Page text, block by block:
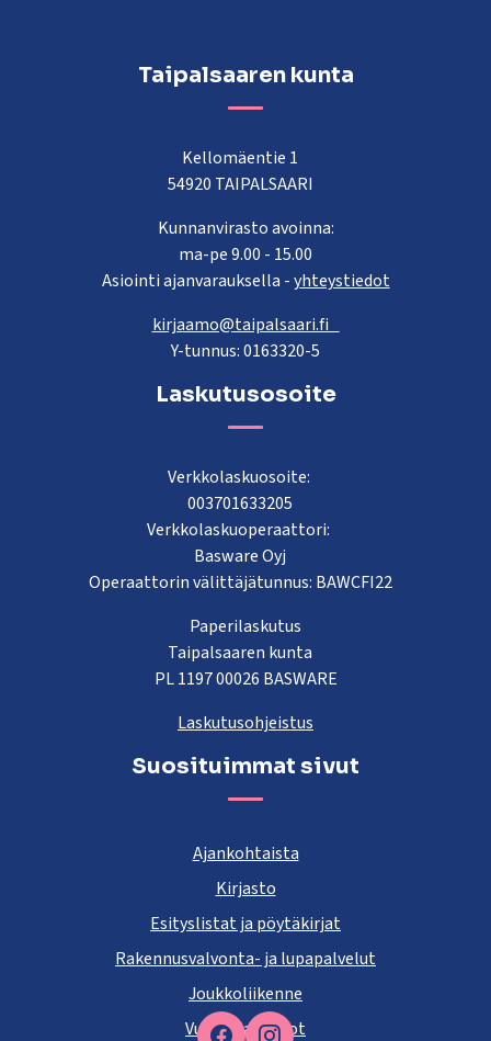
Taipalsaaren kunta
Kellomäentie 1
54920 TAIPALSAARI
Kunnanvirasto avoinna:
ma-pe 9.00 - 15.00
Asiointi ajanvarauksella -yhteystiedot
kirjaamo@taipalsaari.fi
Y-tunnus: 0163320-5
Laskutusosoite
Verkkolaskuosoite:
003701633205
Verkkolaskuoperaattori:
Basware Oyj
Operaattorin välittäjätunnus: BAWCFI22
Paperilaskutus
Taipalsaaren kunta
PL 1197 00026 BASWARE
Laskutusohjeistus
Suosituimmat sivut
Ajankohtaista
Kirjasto
Esityslistat ja pöytäkirjat
Rakennusvalvonta- ja lupapalvelut
Joukkoliikenne
Vuokra-asunnot